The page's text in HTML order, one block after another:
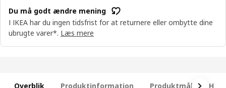
Du må godt ændre mening
I IKEA har du ingen tidsfrist for at returnere eller ombytte dine
ubrugte varer*. Læs mere
Overblik Produktinformation Produktmål